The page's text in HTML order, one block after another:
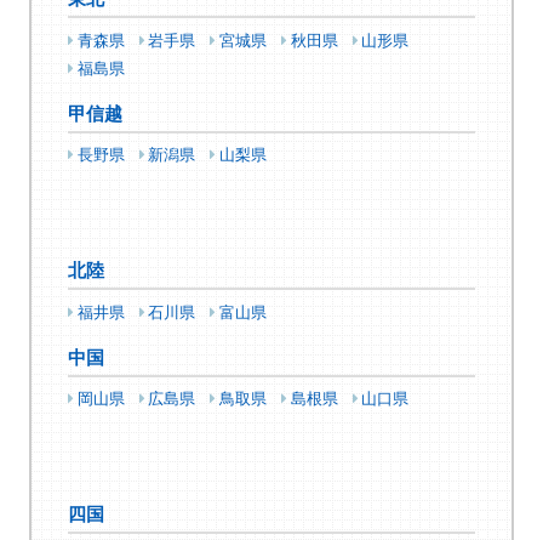
青森県 岩手県 宮城県 秋田県
山形県
福島県
甲信越
長野県 新潟県 山梨県
北陸
福井県 石川県 富山県
中国
岡山県 広島県 鳥取県 島根県 山口県
四国